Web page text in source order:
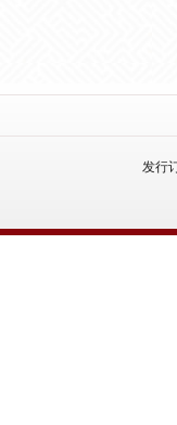
发行